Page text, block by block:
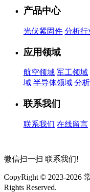
产品中心
光伏紧固件 分析行
应用领域
航空领域 军工领域
域 半导体领域 分
联系我们
联系我们 在线留言
微信扫一扫 联系我们!
CopyRight © 2023-2026
Rights Reserved.